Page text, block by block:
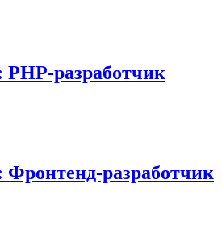
разработчик
разработчик